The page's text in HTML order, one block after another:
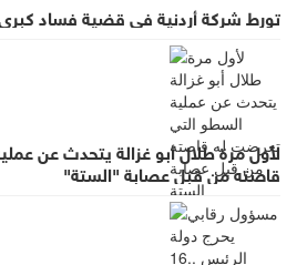
تورط شركة أردنية في قضية فساد كبرى
لأول مرة طلال أبو غزالة يتحدث عن
قاصته من قبل عصابة "الستة"